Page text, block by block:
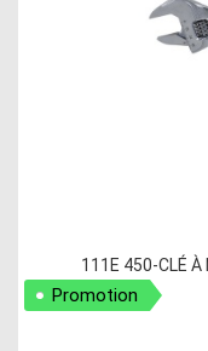
111E 450-CLÉ À
Promotion